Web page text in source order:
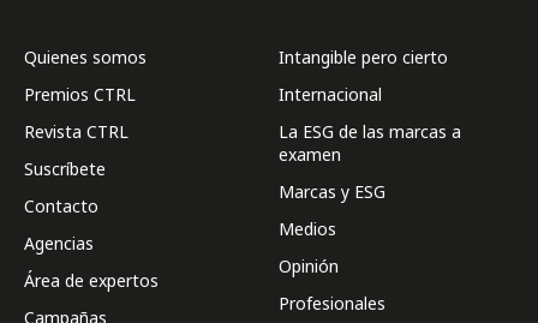
Quienes somos
Premios CTRL
Revista CTRL
Suscríbete
Contacto
Agencias
Área de expertos
Campañas
Intangible pero cierto
Internacional
La ESG de las marcas a
examen
Marcas y ESG
Medios
Opinión
Profesionales